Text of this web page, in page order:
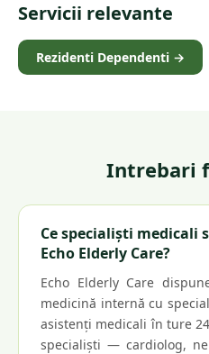
Servicii relevante
Rezidenti Dependenti →
Intrebari
Ce specialiști medicali
Echo Elderly Care?
Echo Elderly Care
medicină internă cu
asistenți medicali în ture
specialiști — cardiolog,